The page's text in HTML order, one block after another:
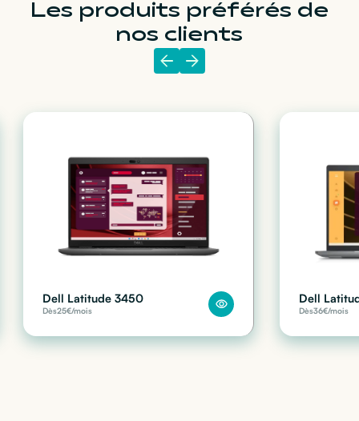
Les produits préférés de
nos clients
Dell Latitude 3450
Dès25€/mois
Dell
Dès36€/mois